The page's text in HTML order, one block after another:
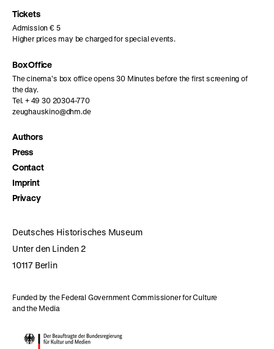
Tickets
Admission € 5
Higher prices may be charged for special events.
Box Office
The cinema’s box office opens 30 Minutes before the first screening of
the day.
Tel. + 49 30 20304-770
zeughauskino@dhm.de
Authors
Press
Contact
Imprint
Privacy
Deutsches Historisches Museum
Unter den Linden 2
10117 Berlin
Funded by the Federal Government Commissioner for Culture
and the Media